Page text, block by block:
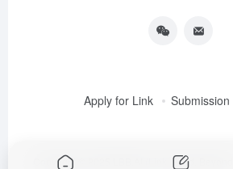
Apply for Link Submission
Copyright © 2025 LBB.AI (Link, Build, Beyond)